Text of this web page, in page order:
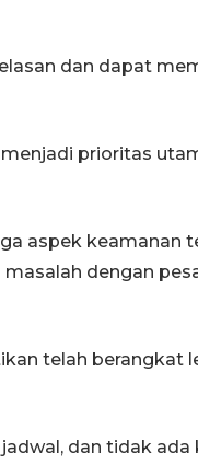
dan dapat
prioritas
aspek keamanan
dengan
telah berangkat
dan tidak ada
Distribusi
gunakan mobil